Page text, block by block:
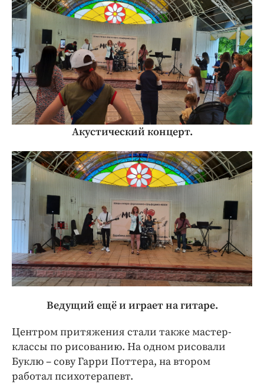
Акустический концерт.
Ведущий ещё и играет на гитаре.
Центром притяжения стали также мастер-
классы по рисованию. На одном рисовали
Буклю – сову Гарри Поттера, на втором
работал психотерапевт.